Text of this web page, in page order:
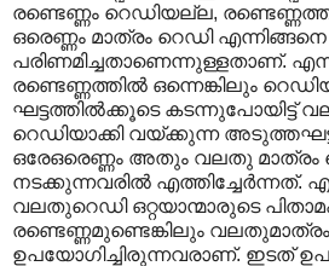
രണ്ടെണ്ണം റെഡിയല്ല,
ഒരെണ്ണം മാത്രം റെഡി എന്നിങ്ങനെ
പരിണമിച്ചതാണെന്നുള്ളതാണ്.
രണ്ടെണ്ണത്തില്‍ ഒന്നെങ്കിലും
ഘട്ടത്തില്‍ക്കൂടെ കടന്നുപോയിട്ട്
റെഡിയാക്കി വയ്ക്കുന്ന
ഒരേഒരെണ്ണം അതും വലതു മാത്രം
നടക്കുന്നവരില്‍ എത്തിച്ചേര്‍ന്നത്.
വലതുറെഡി ഒറ്റയാന്മാരുടെ
രണ്ടെണ്ണമുണ്ടെങ്കിലും വലതുമാത്രം
ഉപയോഗിച്ചിരുന്നവരാണ്. ഇടത്